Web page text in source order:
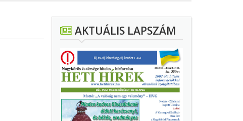
AKTUÁLIS LAPSZÁM